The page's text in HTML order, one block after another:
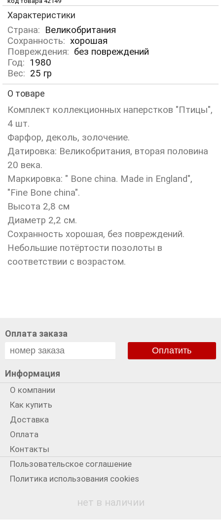
Характеристики
Страна: Великобритания
Сохранность: хорошая
Повреждения: без повреждений
Год: 1980
Вес: 25 гр
О товаре
Комплект коллекционных наперстков "Птицы",
4 шт.
Фарфор, деколь, золочение.
Датировка: Великобритания, вторая половина
20 века.
Маркировка: " Bone china. Made in England",
"Fine Bone china".
Высота 2,8 см
Диаметр 2,2 см.
Сохранность хорошая, без повреждений.
Небольшие потёртости позолоты в
соответствии с возрастом.
нет в наличии
Оплата заказа
Оплатить
Информация
О компании
Как купить
Доставка
Оплата
Контакты
Пользовательское соглашение
Политика использования cookies